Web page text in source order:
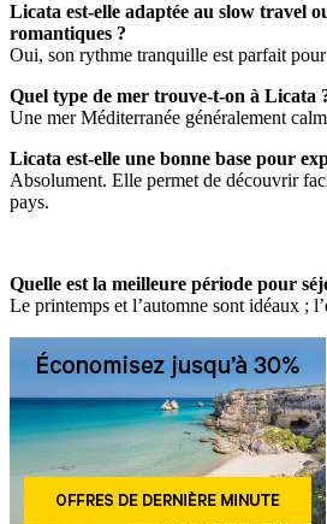
Licata est-elle adaptée au slow travel
romantiques ?
Oui, son rythme tranquille est parfait
Quel type de mer trouve-t-on à Licata
Une mer Méditerranée généralement
Licata est-elle une bonne base pour
Absolument. Elle permet de découvrir
pays.
Quelle est la meilleure période pour
Le printemps et l’automne sont idéaux ;